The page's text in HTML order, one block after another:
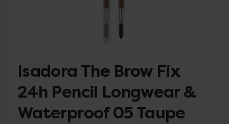
Isadora The Brow Fix
24h Pencil Longwear &
Waterproof 05 Taupe